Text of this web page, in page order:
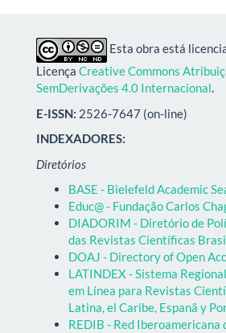
Esta obra está
Licença Creative Commons
SemDerivações 4.0 Internacional.
E-ISSN: 2526-7647 (on-line)
INDEXADORES:
Diretórios
BASE - Bielefeld Academic
Educ@ - Fundação Carlos
DIADORIM - Diretório de
das Revistas Científicas
DOAJ - Directory of Open
LATINDEX - Sistema
em Línea para Revistas
Latina, el Caribe, Espanã y
REDIB - Red Iberoamericana